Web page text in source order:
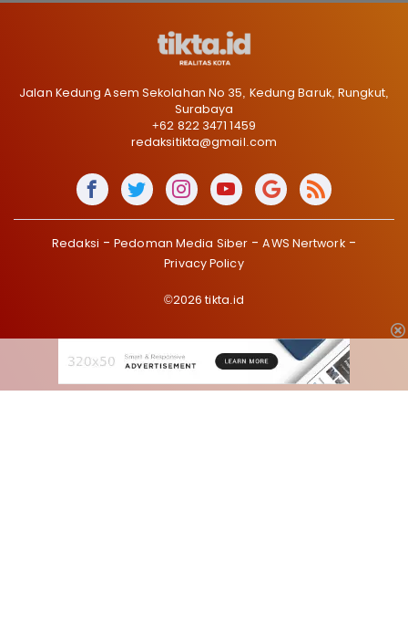
Jalan Kedung Asem Sekolahan No 35, Kedung Baruk, Rungkut,
Surabaya
+62 822 3471 1459
redaksitikta@gmail.com
Redaksi Pedoman Media Siber
AWS Nertwork
Privacy Policy
©2026 tikta.id